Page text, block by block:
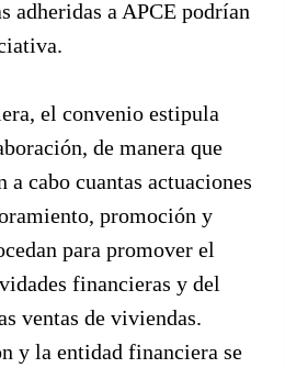
adheridas a APCE podrían
el convenio estipula
de manera que
a cabo cuantas actuaciones
promoción y
para promover el
financieras y del
ventas de viviendas.
y la entidad financiera se